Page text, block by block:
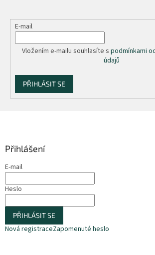
E-mail
Vložením e-mailu souhlasíte s podmínkami
údajů
PŘIHLÁSIT SE
Přihlášení
E-mail
Heslo
PŘIHLÁSIT SE
Nová registraceZapomenuté heslo